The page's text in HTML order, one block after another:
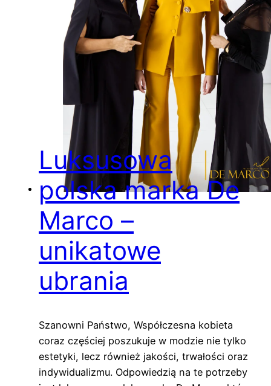
Luksusowa
polska marka De
Marco –
unikatowe
ubrania
Szanowni Państwo, Współczesna kobieta
coraz częściej poszukuje w modzie nie tylko
estetyki, lecz również jakości, trwałości oraz
indywidualizmu. Odpowiedzią na te potrzeby